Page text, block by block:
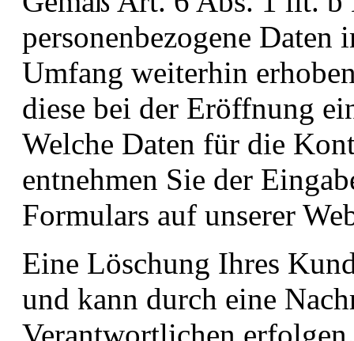
personenbezogene
Umfang weiterhin
diese bei der Eröffnung
Welche Daten für die
entnehmen Sie der
Formulars auf unserer
Eine Löschung Ihres
und kann durch eine
Verantwortlichen